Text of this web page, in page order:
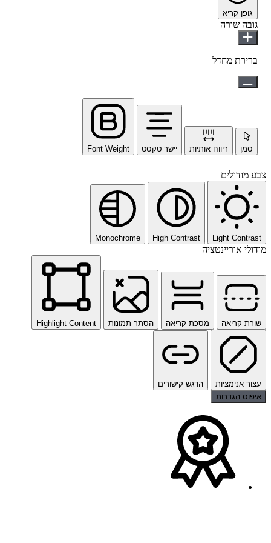
גופן קריא
גובה שורה
ברירת מחדל
סמן ריווח אותיות יישר טקסט Font Weight
צבע מודולים
Light Contrast
High Contrast
Monochrome
מודולי אוריינטציה
שורת קריאה מסכת קריאה הסתר תמונות Highlight Content
עצור אנימציות
הדגש קישורים
איפוס הגדרות